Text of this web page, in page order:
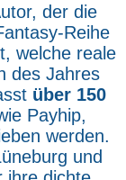
der die
Reihe
welche reale
des Jahres
über 150
Payhip,
werden.
und